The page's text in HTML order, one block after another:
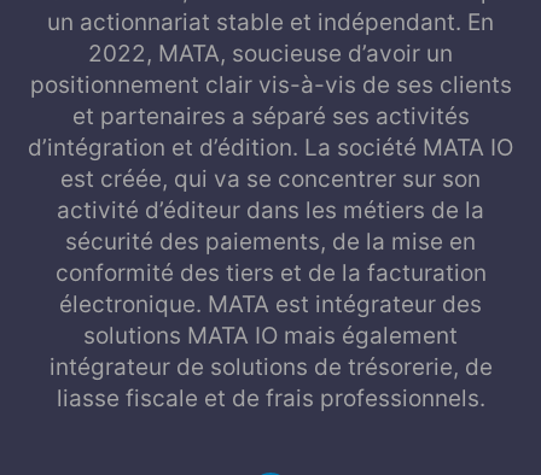
un actionnariat stable et indépendant. En
2022, MATA, soucieuse d’avoir un
positionnement clair vis-à-vis de ses clients
et partenaires a séparé ses activités
d’intégration et d’édition. La société MATA IO
est créée, qui va se concentrer sur son
activité d’éditeur dans les métiers de la
sécurité des paiements, de la mise en
conformité des tiers et de la facturation
électronique. MATA est intégrateur des
solutions MATA IO mais également
intégrateur de solutions de trésorerie, de
liasse fiscale et de frais professionnels.